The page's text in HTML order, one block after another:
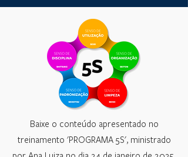
Baixe o conteúdo apresentado no
treinamento 'PROGRAMA 5S', ministrado